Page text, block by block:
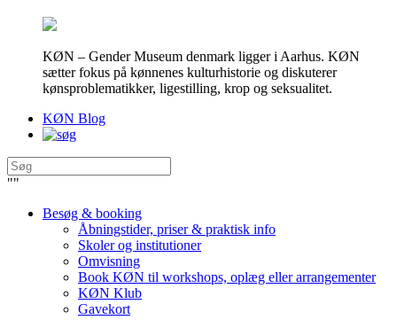
KØN – Gender Museum denmark ligger i Aarhus. KØN
sætter fokus på kønnenes kulturhistorie og diskuterer
kønsproblematikker, ligestilling, krop og seksualitet.
KØN Blog
""
Besøg & booking
Åbningstider, priser & praktisk info
Skoler og institutioner
Omvisning
Book KØN til workshops, oplæg eller arrangementer
KØN Klub
Gavekort